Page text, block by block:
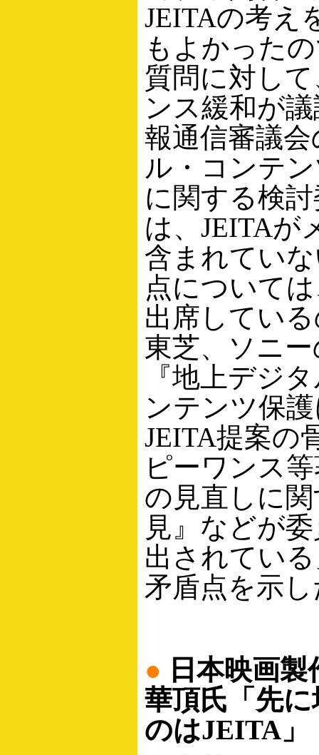
JEITAの考え
もよかった
質問に対し
ンス緩和が
報通信審議
ル・コンテ
に関する検
は、JEITAが
含まれてい
点について
出席してい
東芝、ソニ
『地上デジ
ンテンツ保
JEITA提案の
ピーワンス
の見直しに
見』などが
出されてい
矛盾点を示
● 日本映画
華頂氏「先
のはJEITA」